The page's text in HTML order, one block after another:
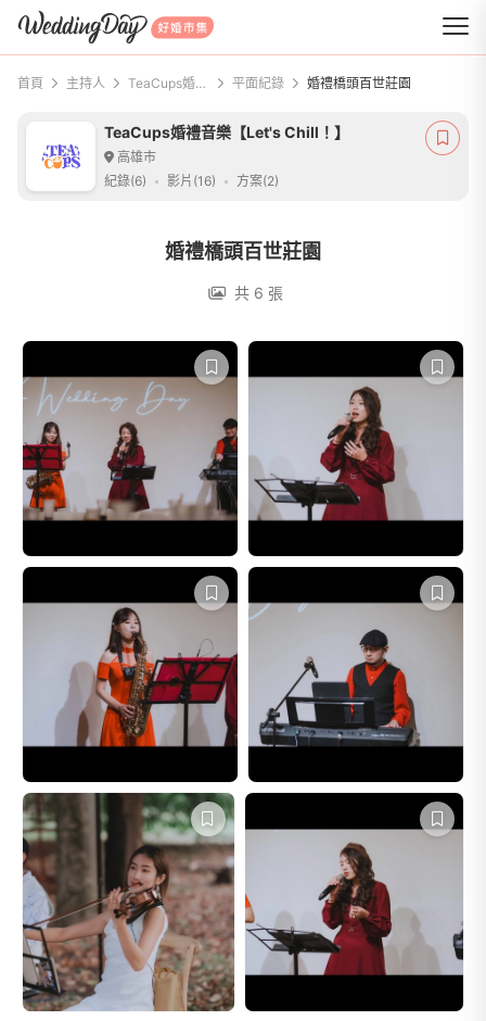
WeddingDay 好婚市集
首頁 主持人 TeaCups婚禮音樂【Let's Chill！】 平面紀錄 婚禮橋頭百世莊園
TeaCups婚禮音樂【Let's Chill！】
高雄市
紀錄(6)
影片(16) 方案(2)
婚禮橋頭百世莊園
共 6 張